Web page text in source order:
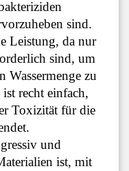
sind.
Leistung, da nur
sind, um
Wassermenge zu
recht einfach,
Toxizität für die
und
ist, mit